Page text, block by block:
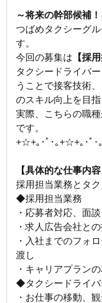
～将来の幹部候補
つばめタクシーグ
す。
今回の募集は 【採
タクシードライバ
うことで接客技術
のスキル向上を目指
実際、こちらの職
です。
+☆+｡･ﾟ･｡+☆+｡･ﾟ
【具体的な仕事内容
採用担当業務とタ
◆採用担当業務
・応募者対応、面談
・求人広告会社と
・入社までのフォ
渡し
・キャリアプラン
◆タクシードライバ
・お仕事の移動、